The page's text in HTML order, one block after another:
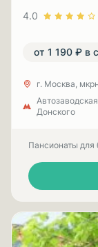
4.0
от 1 190 ₽ в
г. Москва,
Донского
Пансионаты